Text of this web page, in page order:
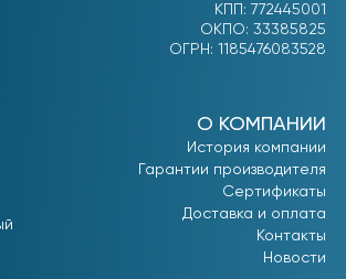
КПП: 772445001
ОКПО: 33385825
ОГРН: 1185476083528
О КОМПАНИИ
История компании
Гарантии производителя
Сертификаты
Доставка и оплата
Контакты
Новости